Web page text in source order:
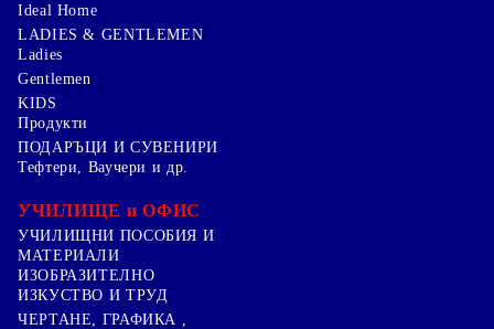
Ideal Home
LADIES & GENTLEMEN
Ladies
Gentlemen
KIDS
Продукти
ПОДАРЪЦИ И СУВЕНИРИ
Тефтери, Ваучери и др.
УЧИЛИЩЕ и ОФИС
УЧИЛИЩНИ ПОСОБИЯ И
МАТЕРИАЛИ
ИЗОБРАЗИТЕЛНО
ИЗКУСТВО И ТРУД
ЧЕРТАНЕ, ГРАФИКА ,